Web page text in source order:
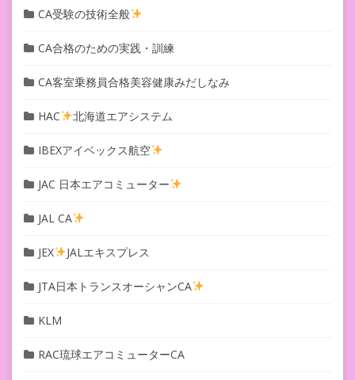
CA受験の技術全般
CA合格のための実践・訓練
CA客室乗務員合格美容健康みだしなみ
HAC 北海道エアシステム
IBEXアイベックス航空
JAC 日本エアコミューター
JAL CA
JEX JALエキスプレス
JTA日本トランスオーシャンCA
KLM
RAC琉球エアコミューターCA